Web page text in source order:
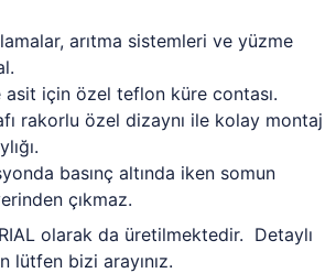
arıtma sistemleri ve yüzme
asit için özel teflon küre contası.
rakorlu özel dizaynı ile kolay montaj
basınç altında iken somun
çıkmaz.
olarak da üretilmektedir. Detaylı
lütfen bizi arayınız.